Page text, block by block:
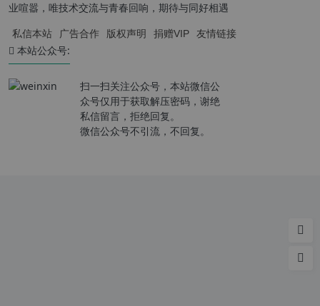
业喧嚣，唯技术交流与青春回响，期待与同好相遇
私信本站 广告合作 版权声明 捐赠VIP 友情链接
本站公众号:
扫一扫关注公众号，本站微信公
众号仅用于获取解压密码，谢绝
私信留言，拒绝回复。
微信公众号不引流，不回复。